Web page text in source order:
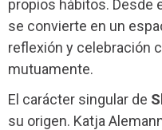
propios hábitos. Desde
se convierte en un
reflexión y celebración
mutuamente.
El carácter singular de
su origen. Katja